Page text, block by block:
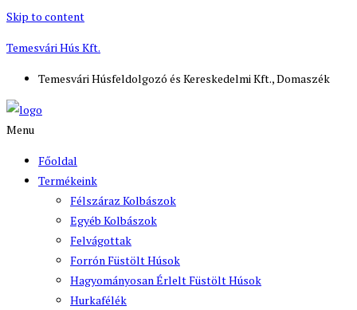
Skip to content
Temesvári Hús Kft.
Temesvári Húsfeldolgozó és Kereskedelmi Kft., Domaszék
Menu
Főoldal
Termékeink
Félszáraz Kolbászok
Egyéb Kolbászok
Felvágottak
Forrón Füstölt Húsok
Hagyományosan Érlelt Füstölt Húsok
Hurkafélék